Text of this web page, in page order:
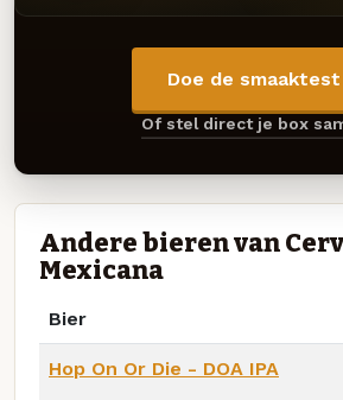
Doe de
Of stel direct je box
Andere bieren van
Mexicana
Bier
Hop On Or Die - DOA IPA